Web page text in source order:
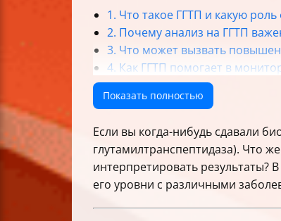
1. Что такое ГГТП и какую
2. Почему анализ на ГГТП
3. Что может вызвать
4. Как ГГТП помогает в
5. Как правильно
Таблица: Нормальные
А вы знали, что уровень ГГТП
активность фермента почти
маркеры.
Показать полностью
Если вы когда-нибудь сдавали
глутамилтранспептидаза). Что
интерпретировать результаты?
его уровни с различными